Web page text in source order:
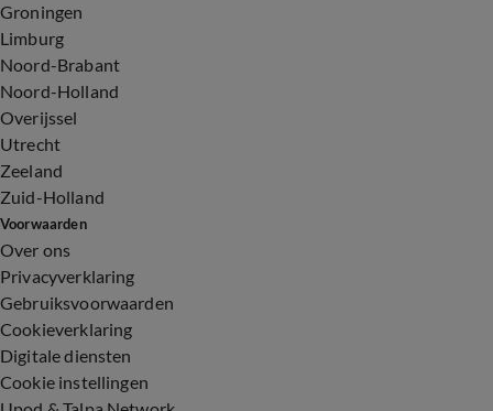
Groningen
Limburg
Noord-Brabant
Noord-Holland
Overijssel
Utrecht
Zeeland
Zuid-Holland
Voorwaarden
Over ons
Privacyverklaring
Gebruiksvoorwaarden
Cookieverklaring
Digitale diensten
Cookie instellingen